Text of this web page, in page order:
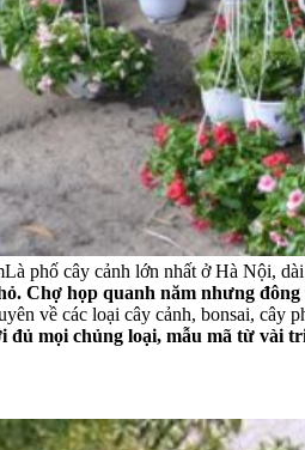
Là phố cây cảnh lớn nhất ở Hà Nội,
Chợ họp quanh năm nhưng
về các loại cây cảnh, bonsai,
mọi chủng loại, mẫu mã từ vài